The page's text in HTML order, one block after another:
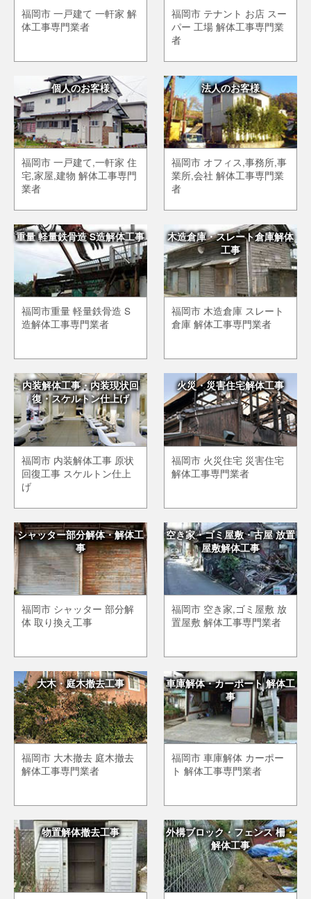
福岡市 一戸建て 一軒家 解
体工事専門業者
福岡市 テナント お店 スー
パー 工場 解体工事専門業
者
個人のお客様
福岡市 一戸建て,一軒家 住
宅,家屋,建物 解体工事専門
業者
法人のお客様
福岡市 オフィス,事務所,事
業所,会社 解体工事専門業
者
重量 軽量鉄骨造 S造解体工事
福岡市重量 軽量鉄骨造 S
造解体工事専門業者
木造倉庫・スレート倉庫解体
工事
福岡市 木造倉庫 スレート
倉庫 解体工事専門業者
内装解体工事・内装現状回
復・スケルトン仕上げ
福岡市 内装解体工事 原状
回復工事 スケルトン仕上
げ
火災・災害住宅解体工事
福岡市 火災住宅 災害住宅
解体工事専門業者
シャッター部分解体・解体工
事
福岡市 シャッター 部分解
体 取り換え工事
空き家・ゴミ屋敷・古屋 放置
屋敷解体工事
福岡市 空き家,ゴミ屋敷 放
置屋敷 解体工事専門業者
大木・庭木撤去工事
福岡市 大木撤去 庭木撤去
解体工事専門業者
車庫解体・カーポート 解体工
事
福岡市 車庫解体 カーポー
ト 解体工事専門業者
物置解体撤去工事
外構ブロック・フェンス 柵・
解体工事